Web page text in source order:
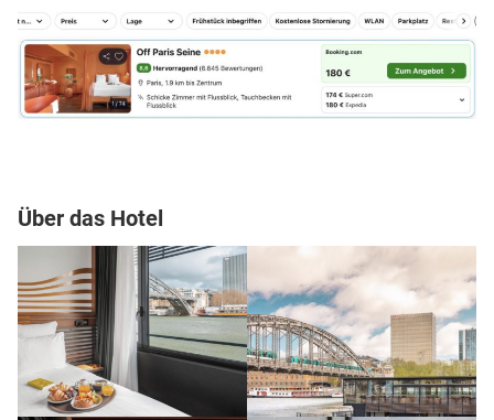
Über das Hotel